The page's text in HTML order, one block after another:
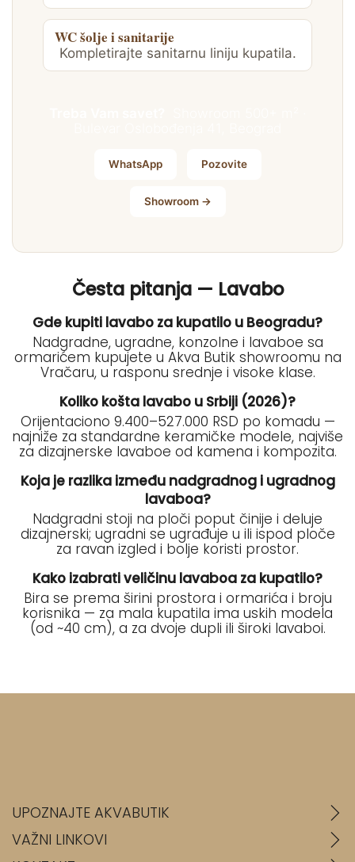
WC šolje i sanitarije
Kompletirajte sanitarnu liniju kupatila.
WhatsApp Pozovite
Showroom →
Česta pitanja — Lavabo
Gde kupiti lavabo za kupatilo u Beogradu?
Nadgradne, ugradne, konzolne i lavaboe sa
ormarićem kupujete u Akva Butik showroomu na
Vračaru, u rasponu srednje i visoke klase.
Koliko košta lavabo u Srbiji (2026)?
Orijentaciono 9.400–527.000 RSD po komadu —
najniže za standardne keramičke modele, najviše
za dizajnerske lavaboe od kamena i kompozita.
Koja je razlika između nadgradnog i ugradnog
lavaboa?
Nadgradni stoji na ploči poput činije i deluje
dizajnerski; ugradni se ugrađuje u ili ispod ploče
za ravan izgled i bolje koristi prostor.
Kako izabrati veličinu lavaboa za kupatilo?
Bira se prema širini prostora i ormarića i broju
korisnika — za mala kupatila ima uskih modela
(od ~40 cm), a za dvoje dupli ili široki lavaboi.
UPOZNAJTE AKVABUTIK
VAŽNI LINKOVI